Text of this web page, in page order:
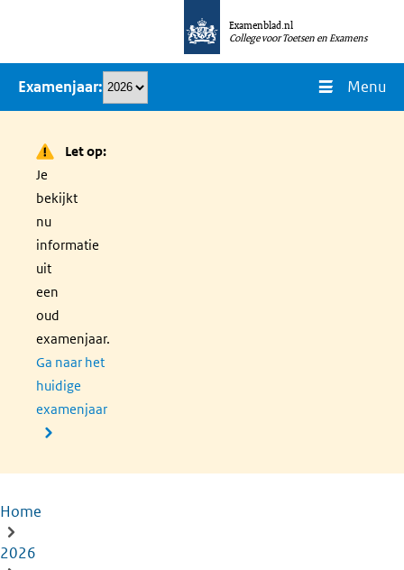
naar
inhoud
Examenblad.nl
College voor Toetsen en Examens
Examenjaar Menu
Let op:
Je
bekijkt
nu
informatie
uit
een
oud
examenjaar.
Ga naar het
huidige
examenjaar
Kruimelpad
Home
2026